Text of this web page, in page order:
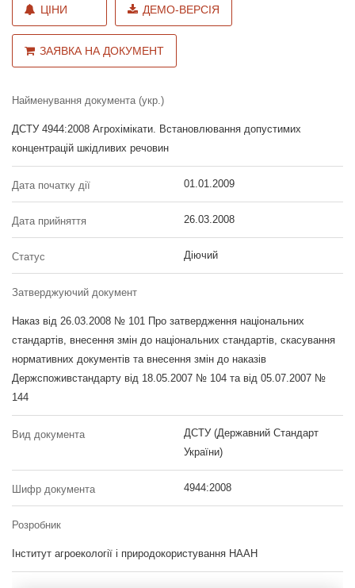
ЦІНИ ДЕМО-ВЕРСІЯ
ЗАЯВКА НА ДОКУМЕНТ
Найменування документа (укр.)
ДСТУ 4944:2008 Агрохімікати. Встановлювання допустимих
концентрацій шкідливих речовин
Дата початку дії 01.01.2009
Дата прийняття 26.03.2008
Статус Діючий
Затверджуючий документ
Наказ від 26.03.2008 № 101 Про затвердження національних
стандартів, внесення змін до національних стандартів, скасування
нормативних документів та внесення змін до наказів
Держспоживстандарту від 18.05.2007 № 104 та від 05.07.2007 №
144
Вид документа
ДСТУ (Державний Стандарт
України)
Шифр документа 4944:2008
Розробник
Інститут агроекології і природокористування НААН